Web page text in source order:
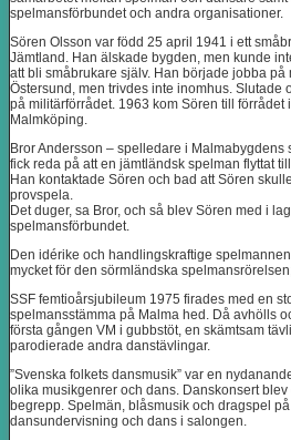
spelmansförbundet och andra organisationer.
Sören Olsson var född 25 april 1941 i ett
Jämtland. Han älskade bygden, men kunde
att bli småbrukare själv. Han började jobba på
Östersund, men trivdes inte inomhus. Slutade
på militärförrådet. 1963 kom Sören till förrådet i
Malmköping.
Bror Andersson – spelledare i Malmabygdens
fick reda på att en jämtländsk spelman flyttat
Han kontaktade Sören och bad att Sören
provspela.
Det duger, sa Bror, och så blev Sören med i
spelmansförbundet.
Den idérike och handlingskraftige
mycket för den sörmländska
SSF femtioårsjubileum 1975 firades med en
spelmansstämma på Malma hed. Då avhölls
första gången VM i gubbstöt, en skämtsam
parodierade andra danstävlingar.
”Svenska folkets dansmusik” var en
olika musikgenrer och dans. Danskonsert blev
begrepp. Spelmän, blåsmusik och dragspel på
dansundervisning och dans i salongen.